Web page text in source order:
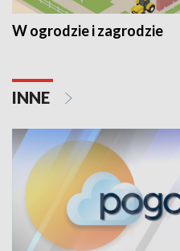
W ogrodzie i zagrodzie
INNE